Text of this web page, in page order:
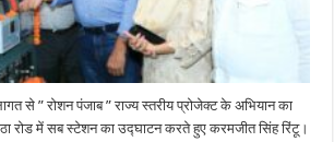
से ” रोशन पंजाब ” राज्य स्तरीय प्रोजेक्ट के अभियान का
रोड में सब स्टेशन का उद्घाटन करते हुए करमजीत सिंह रिंटू।